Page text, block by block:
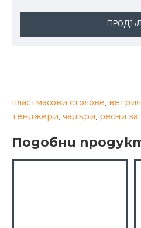
пластмасови столове,
тенджери, чадъри, ресни за
Подобни